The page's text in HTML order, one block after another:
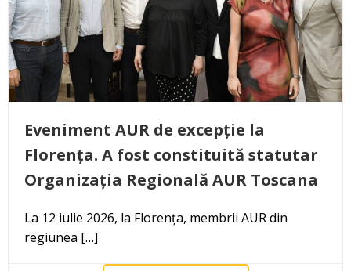
Eveniment AUR de excepție la
Florența. A fost constituită statutar
Organizația Regională AUR Toscana
La 12 iulie 2026, la Florența, membrii AUR din
regiunea […]